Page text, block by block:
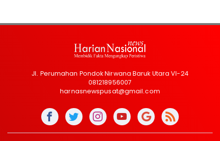
Jl. Perumahan Pondok Nirwana Baruk Utara VI-24
081218956007
harnasnewspusat@gmail.com